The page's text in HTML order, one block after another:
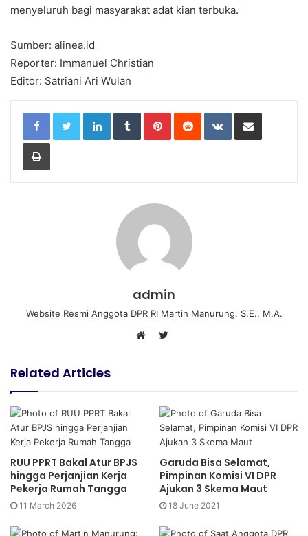
menyeluruh bagi masyarakat adat kian terbuka.
Sumber: alinea.id
Reporter: Immanuel Christian
Editor: Satriani Ari Wulan
LinkedIn Tumblr Pinterest Reddit VKontakte
Print
admin
Website Resmi Anggota DPR RI Martin Manurung, S.E., M.A.
s
t
e
r
Related Articles
RUU PPRT Bakal Atur BPJS
hingga Perjanjian Kerja
Pekerja Rumah Tangga
11 March 2026
Garuda Bisa Selamat,
Pimpinan Komisi VI DPR
Ajukan 3 Skema Maut
18 June 2021